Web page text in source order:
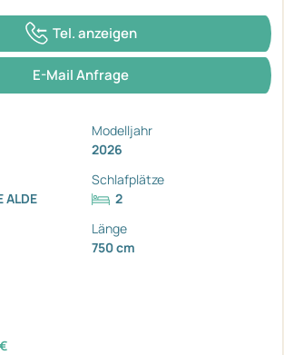
Tel. anzeigen
E-Mail Anfrage
Modelljahr
2026
ALDE
Schlafplätze
2
Länge
750 cm